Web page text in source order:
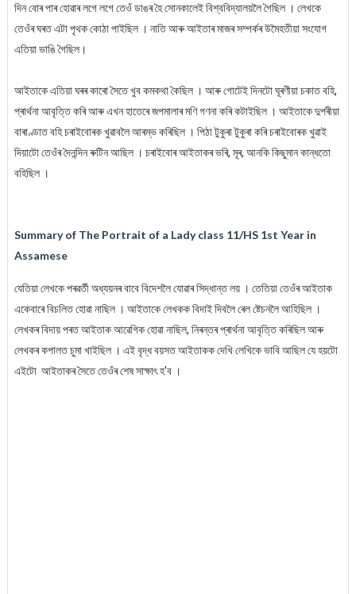
দিন বোৰ পাৰ হোৱাৰ লগে লগে তেওঁ ডাঙৰ হৈ সোনকালেই বিশ্ববিদ্যালয়লৈ গৈছিল । লেখকে
তেওঁৰ ঘৰত এটা পৃথক কোঠা পাইছিল । নাতি আৰু আইতাৰ মাজৰ সম্পৰ্কৰ উমৈহতীয়া সংযোগ
এতিয়া ভাঙি গৈছিল।
আইতাকে এতিয়া ঘৰৰ কাৰো সৈতে খুব কমকথা কৈছিল । আৰু গোটেই দিনটো ঘূৰণীয়া চকাত বহি,
প্ৰাৰ্থনা আবৃত্তি কৰি আৰু এখন হাতেৰে জপমালাৰ মণি গণনা কৰি কটাইছিল । আইতাকে দুপৰীয়া
বাৰাণ্ডাত বহি চৰাইবোৰক খুৱাবলৈ আৰম্ভ কৰিছিল । পিঠা টুকুৰা টুকুৰা কৰি চৰাইবোৰক খুৱাই
দিয়াটো তেওঁৰ দৈনন্দিন ৰুটিন আছিল । চৰাইবোৰ আইতাকৰ ভৰি, মূৰ, আনকি কিছুমান কান্ধতো
বহিছিল ।
Summary of The Portrait of a Lady class 11/HS 1st Year in
Assamese
যেতিয়া লেখকে পৰৱৰ্তী অধ্যয়নৰ বাবে বিদেশলৈ যোৱাৰ সিদ্ধান্ত লয় । তেতিয়া তেওঁৰ আইতাক
একেবাৰে বিচলিত হোৱা নাছিল । আইতাকে লেখকক বিদাই দিবলৈ ৰেল ষ্টেচনলৈ আহিছিল ।
লেখকৰ বিদায় পৰত আইতাক আৱেগিক হোৱা নাছিল, নিৰন্তৰ প্ৰাৰ্থনা আবৃত্তি কৰিছিল আৰু
লেখকৰ কপালত চুমা খাইছিল । এই বৃদ্ধ বয়সত আইতাকক দেখি লেখিকে ভাবি আছিল যে হয়টো
এইটো আইতাকৰ সৈতে তেওঁৰ শেষ সাক্ষাৎ হ'ব ।